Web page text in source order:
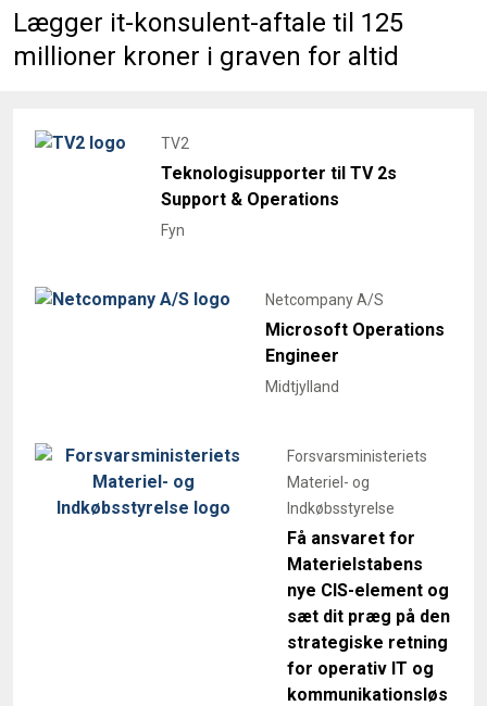
Lægger it-konsulent-aftale til 125
millioner kroner i graven for altid
TV2
Teknologisupporter til TV 2s
Support & Operations
Fyn
Netcompany A/S
Microsoft Operations
Engineer
Midtjylland
Forsvarsministeriets
Materiel- og
Indkøbsstyrelse
Få ansvaret for
Materielstabens
nye CIS-element og
sæt dit præg på den
strategiske retning
for operativ IT og
kommunikationsløs